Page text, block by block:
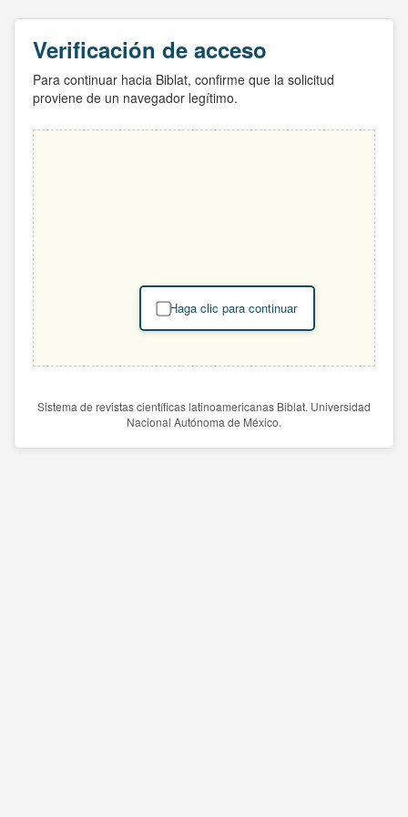
Verificación de acceso
Para continuar hacia Biblat, confirme que la solicitud
proviene de un navegador legítimo.
Haga clic para continuar
Sistema de revistas científicas latinoamericanas Biblat. Universidad
Nacional Autónoma de México.